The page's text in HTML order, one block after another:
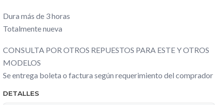
Dura más de 3 horas
Totalmente nueva
CONSULTA POR OTROS REPUESTOS PARA ESTE Y OTROS
MODELOS
Se entrega boleta o factura según requerimiento del comprador
DETALLES